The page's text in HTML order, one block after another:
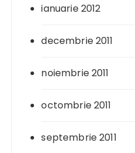
ianuarie 2012
decembrie 2011
noiembrie 2011
octombrie 2011
septembrie 2011